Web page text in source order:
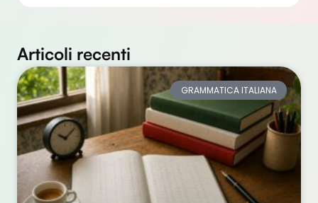
Articoli recenti
GRAMMATICA ITALIANA